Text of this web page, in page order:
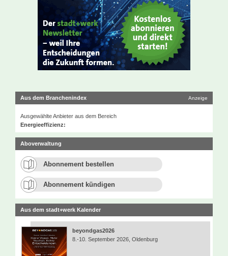
Aus dem Branchenindex Anzeige
Ausgewählte Anbieter aus dem Bereich
Energieeffizienz:
Aboverwaltung
Abonnement bestellen
Abonnement kündigen
Aus dem stadt+werk Kalender
beyondgas2026
8.-10. September 2026, Oldenburg